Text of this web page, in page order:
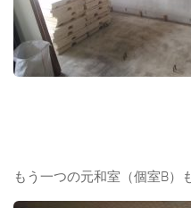
もう一つの元和室（個室B）